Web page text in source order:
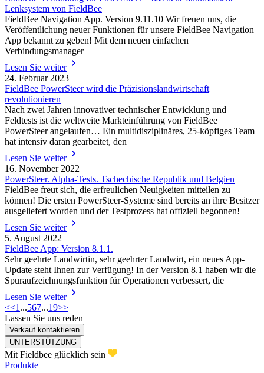
Lenksystem von FieldBee
FieldBee Navigation App. Version 9.11.10 Wir freuen uns, die
Veröffentlichung neuer Funktionen für unsere FieldBee Navigation
App bekannt zu geben! Mit dem neuen einfachen
Verbindungsmanager
Lesen Sie weiter
24. Februar 2023
FieldBee PowerSteer wird die Präzisionslandwirtschaft
revolutionieren
Nach zwei Jahren innovativer technischer Entwicklung und
Feldtests ist die weltweite Markteinführung von FieldBee
PowerSteer angelaufen… Ein multidisziplinäres, 25-köpfiges Team
hat intensiv daran gearbeitet, den
Lesen Sie weiter
16. November 2022
PowerSteer. Alpha-Tests. Tschechische Republik und Belgien
FieldBee freut sich, die erfreulichen Neuigkeiten mitteilen zu
können! Die ersten PowerSteer-Systeme sind bereits an ihre Besitzer
ausgeliefert worden und der Testprozess hat offiziell begonnen!
Lesen Sie weiter
5. August 2022
FieldBee App: Version 8.1.1.
Sehr geehrte Landwirtin, sehr geehrter Landwirt, ein neues App-
Update steht Ihnen zur Verfügung! In der Version 8.1 haben wir die
Spuraufzeichnungsfunktion für Operationen verbessert, die
Lesen Sie weiter
<<1 ...567...19>>
Lassen Sie uns reden
Verkauf kontaktieren
UNTERSTÜTZUNG
Mit Fieldbee glücklich sein
Produkte